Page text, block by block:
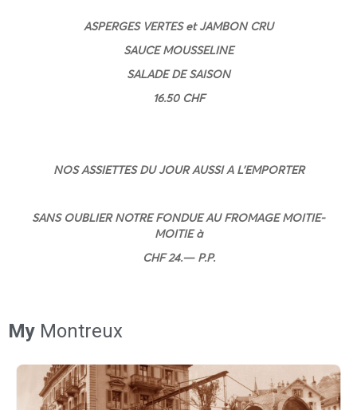
ASPERGES VERTES et JAMBON CRU
SAUCE MOUSSELINE
SALADE DE SAISON
16.50 CHF
NOS ASSIETTES DU JOUR AUSSI A L’EMPORTER
SANS OUBLIER NOTRE FONDUE AU FROMAGE MOITIE-
MOITIE à
CHF 24.— P.P.
My Montreux